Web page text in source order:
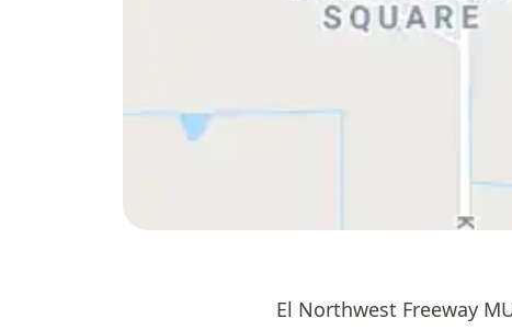
El Northwest Freeway